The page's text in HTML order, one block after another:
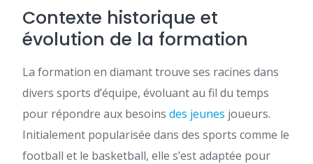
Contexte historique et
évolution de la formation
La formation en diamant trouve ses racines dans
divers sports d’équipe, évoluant au fil du temps
pour répondre aux besoins des jeunes joueurs.
Initialement popularisée dans des sports comme le
football et le basketball, elle s’est adaptée pour